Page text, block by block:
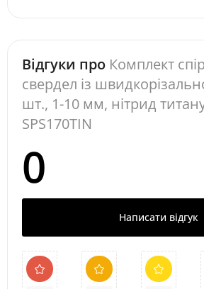
Відгуки про Комплект
свердел із
шт., 1-10 мм, нітрид
SPS170TIN
0
Написати відгук